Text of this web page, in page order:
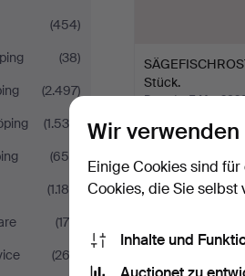
(454)
(38)
(2.497)
(1.538)
(656)
(1.189)
(175)
(263)
Stück.
Beendet 7. Mai
148 USD
Wir
Einige Cookies sind
Cookies, die Sie selbst
Inhalte und